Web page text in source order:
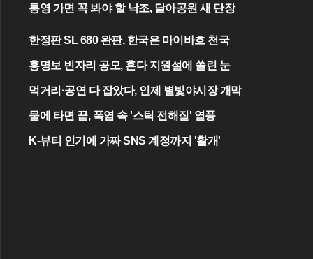
통영 가면 꼭 봐야 할 낙조, 달아공원 새 단장
한정판 SL 680 완판, 한국은 마이바흐 천국
홍명보 빈자리 공모, 혼다 지원설에 쏠린 눈
먹거리·공연 다 잡았다, 인제 별빛야시장 개막
물에 타면 끝, 폭염 속 '스틱 전해질' 열풍
K-뷰티 인기에 가짜 SNS 계정까지 '활개'